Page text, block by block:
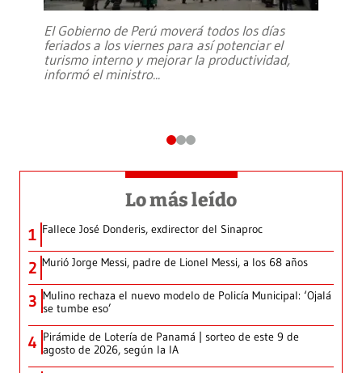
El Gobierno de Perú moverá todos los días
feriados a los viernes para así potenciar el
turismo interno y mejorar la productividad,
informó el ministro...
Lo más leído
1 Fallece José Donderis, exdirector del Sinaproc
2 Murió Jorge Messi, padre de Lionel Messi, a los 68 años
3 Mulino rechaza el nuevo modelo de Policía Municipal: ‘Ojalá
se tumbe eso’
4 Pirámide de Lotería de Panamá | sorteo de este 9 de
agosto de 2026, según la IA